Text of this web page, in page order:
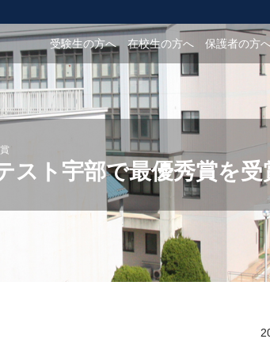
受験生の方へ 在校生の方へ 保護者の方
スト宇部で最優秀賞を受